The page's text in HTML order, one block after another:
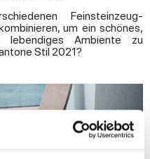
Feinsteinzeug-
um ein schönes,
lebendiges Ambiente zu
Stil 2021?